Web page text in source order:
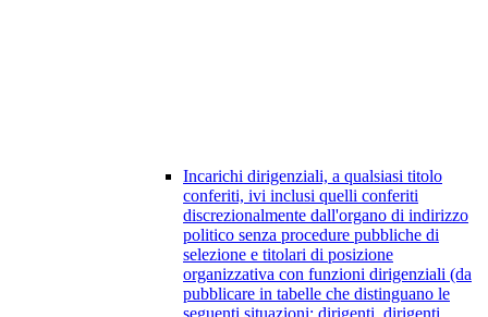
Incarichi dirigenziali, a qualsiasi titolo
conferiti, ivi inclusi quelli conferiti
discrezionalmente dall'organo di indirizzo
politico senza procedure pubbliche di
selezione e titolari di posizione
organizzativa con funzioni dirigenziali (da
pubblicare in tabelle che distinguano le